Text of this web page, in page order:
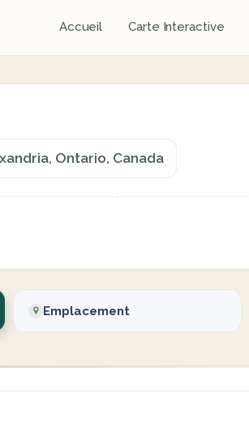
Accueil Carte Interactive
Ontario, Canada
Emplacement